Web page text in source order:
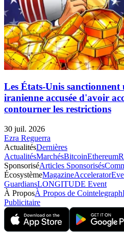
Les États-Unis
iranienne accusée d'avoir
contourner les restrictions
30 juil. 2026
Ezra Reguerra
ActualitésDernières
ActualitésMarchésBitcoinEthereum
SponsoriséArticles Sponsorisés
ÉcosystèmeMagazineAccelerator
GuardiansLONGITUDE Event
À ProposÀ Propos de Cointelegraph
Publicitaire